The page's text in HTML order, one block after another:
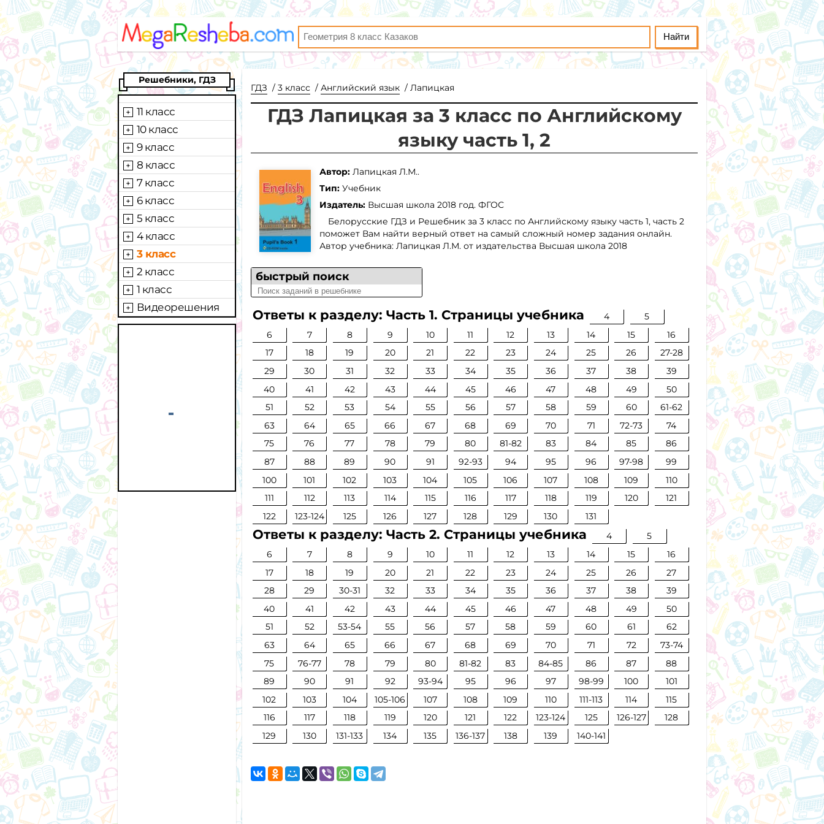
Решебники, ГДЗ
11 класс
10 класс
9 класс
8 класс
7 класс
6 класс
5 класс
4 класс
3 класс
2 класс
1 класс
Видеорешения
ГДЗ 3 класс Английский язык Лапицкая
ГДЗ Лапицкая за 3 класс по Английскому
языку часть 1, 2
Автор: Лапицкая Л.М..
Тип: Учебник
Издатель: Высшая школа 2018 год. ФГОС
Белорусские ГДЗ и Решебник за 3 класс по Английскому языку часть 1, часть 2
поможет Вам найти верный ответ на самый сложный номер задания онлайн.
Автор учебника: Лапицкая Л.М. от издательства Высшая школа 2018
быстрый поиск
Ответы к разделу: Часть 1. Страницы учебника 4
5
6
7 8 9 10 11 12 13 14 15
16
17
18 19 20 21 22 23 24 25 26
27-28
29
30 31 32 33 34 35 36 37 38
39
40
41 42 43 44 45 46 47 48 49
50
51
52 53 54 55 56 57 58 59 60
61-62
63
64 65 66 67 68 69 70 71 72-73
74
75
76 77 78 79 80 81-82 83 84 85
86
87
88 89 90 91 92-93 94 95 96 97-98
99
100
101 102 103 104 105 106 107 108 109
110
111
112 113 114 115 116 117 118 119 120
121
122
123-124 125 126 127 128 129 130 131
Ответы к разделу: Часть 2. Страницы учебника 4
5
6
7 8 9 10 11 12 13 14 15
16
17
18 19 20 21 22 23 24 25 26
27
28
29 30-31 32 33 34 35 36 37 38
39
40
41 42 43 44 45 46 47 48 49
50
51
52 53-54 55 56 57 58 59 60 61
62
63
64 65 66 67 68 69 70 71 72
73-74
75
76-77 78 79 80 81-82 83 84-85 86 87
88
89
90 91 92 93-94 95 96 97 98-99 100
101
102
103 104 105-106 107 108 109 110 111-113 114
115
116
117 118 119 120 121 122 123-124 125 126-127
128
129
130 131-133 134 135 136-137 138 139 140-141